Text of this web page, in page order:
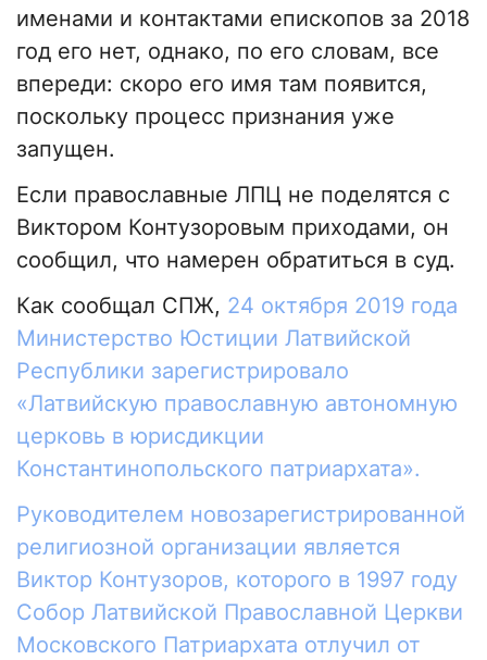
именами и контактами епископов за 2018
год его нет, однако, по его словам, все
впереди: скоро его имя там появится,
поскольку процесс признания уже
запущен.
Если православные ЛПЦ не поделятся с
Виктором Контузоровым приходами, он
сообщил, что намерен обратиться в суд.
Как сообщал СПЖ, 24 октября 2019 года
Министерство Юстиции Латвийской
Республики зарегистрировало
«Латвийскую православную автономную
церковь в юрисдикции
Константинопольского патриархата».
Руководителем новозарегистрированной
религиозной организации является
Виктор Контузоров, которого в 1997 году
Собор Латвийской Православной Церкви
Московского Патриархата отлучил от